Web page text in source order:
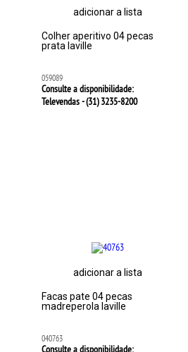
adicionar a lista
Colher aperitivo 04 pecas
prata laville
059089
Consulte a disponibilidade:
Televendas - (31)3235-8200
adicionar a lista
Facas pate 04 pecas
madreperola laville
040763
Consulte a disponibilidade: